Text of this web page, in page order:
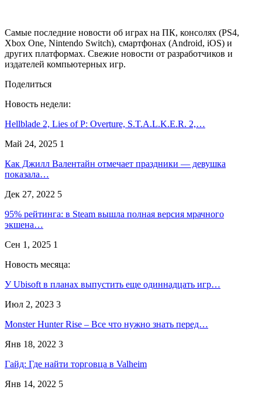
Самые последние новости об играх на ПК, консолях (PS4,
Xbox One, Nintendo Switch), смартфонах (Android, iOS) и
других платформах. Свежие новости от разработчиков и
издателей компьютерных игр.
Поделиться
Новость недели:
Hellblade 2, Lies of P: Overture, S.T.A.L.K.E.R. 2,…
Май 24, 2025 1
Как Джилл Валентайн отмечает праздники — девушка
показала…
Дек 27, 2022 5
95% рейтинга: в Steam вышла полная версия мрачного
экшена…
Сен 1, 2025 1
Новость месяца:
У Ubisoft в планах выпустить еще одиннадцать игр…
Июл 2, 2023 3
Monster Hunter Rise – Все что нужно знать перед…
Янв 18, 2022 3
Гайд: Где найти торговца в Valheim
Янв 14, 2022 5